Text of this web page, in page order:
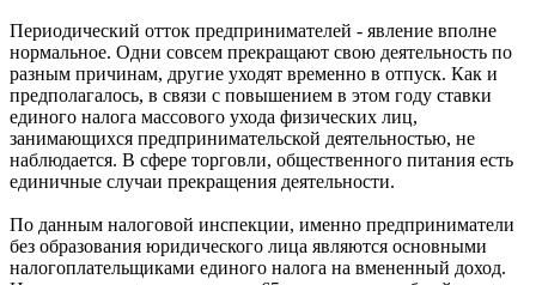
Периодический отток предпринимателей - явление вполне
нормальное. Одни совсем прекращают свою деятельность по
разным причинам, другие уходят временно в отпуск. Как и
предполагалось, в связи с повышением в этом году ставки
единого налога массового ухода физических лиц,
занимающихся предпринимательской деятельностью, не
наблюдается. В сфере торговли, общественного питания есть
единичные случаи прекращения деятельности.
По данным налоговой инспекции, именно предприниматели
без образования юридического лица являются основными
налогоплательщиками единого налога на вмененный доход.